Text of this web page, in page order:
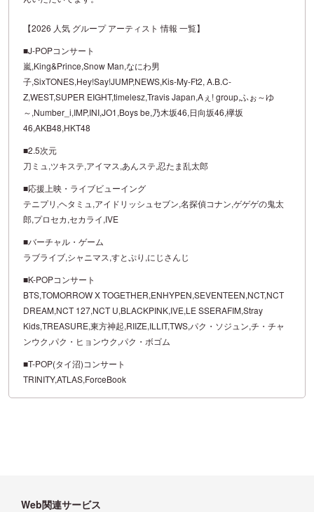
【2026 人気 グループ アーティスト 情報 一覧】
■J-POPコンサート
嵐,King&Prince,Snow Man,なにわ男
子,SixTONES,Hey!Say!JUMP,NEWS,Kis-My-Ft2, A.B.C-
Z,WEST,SUPER EIGHT,timelesz,Travis Japan,Aぇ! group,ふぉ～ゆ
～,Number_i,IMP,INI,JO1,Boys be,乃木坂46,日向坂46,欅坂
46,AKB48,HKT48
■2.5次元
刀ミュ,ツキステ,アイマス,あんステ,忍たま乱太郎
■応援上映・ライブビューイング
テニプリ,ヘタミュ,アイドリッシュセブン,名探偵コナン,ゲゲゲの鬼太
郎,プロセカ,セカライ,IVE
■バーチャル・ゲーム
ラブライブ,シャニマス,すとぷり,にじさんじ
■K-POPコンサート
BTS,TOMORROW X TOGETHER,ENHYPEN,SEVENTEEN,NCT,NCT
DREAM,NCT 127,NCT U,BLACKPINK,IVE,LE SSERAFIM,Stray
Kids,TREASURE,東方神起,RIIZE,ILLIT,TWS,パク・ソジュン,チ・チャ
ンウク,パク・ヒョンウク,パク・ボゴム
■T-POP(タイ沼)コンサート
TRINITY,ATLAS,ForceBook
Web関連サービス